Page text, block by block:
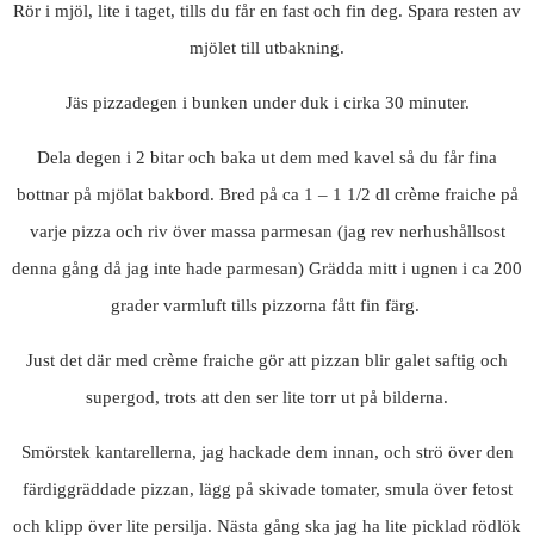
Rör i mjöl, lite i taget, tills du får en fast och fin deg. Spara resten av
mjölet till utbakning.
Jäs pizzadegen i bunken under duk i cirka 30 minuter.
Dela degen i 2 bitar och baka ut dem med kavel så du får fina
bottnar på mjölat bakbord. Bred på ca 1 – 1 1/2 dl crème fraiche på
varje pizza och riv över massa parmesan (jag rev nerhushållsost
denna gång då jag inte hade parmesan) Grädda mitt i ugnen i ca 200
grader varmluft tills pizzorna fått fin färg.
Just det där med crème fraiche gör att pizzan blir galet saftig och
supergod, trots att den ser lite torr ut på bilderna.
Smörstek kantarellerna, jag hackade dem innan, och strö över den
färdiggräddade pizzan, lägg på skivade tomater, smula över fetost
och klipp över lite persilja. Nästa gång ska jag ha lite picklad rödlök